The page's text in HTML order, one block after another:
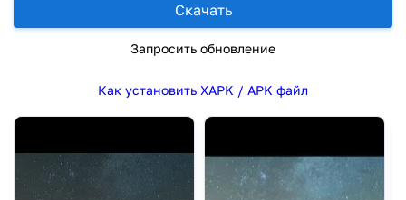
Скачать
Запросить обновление
Как установить XAPK / APK файл